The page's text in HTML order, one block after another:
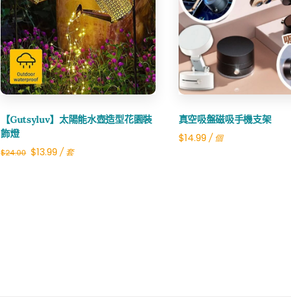
【Gutsyluv】太陽能水壺造型花園裝
飾燈
$24.00 Original
$13.99Current
/ 套
Share
真空吸盤磁吸手機支架
$14.99/ 個
Share